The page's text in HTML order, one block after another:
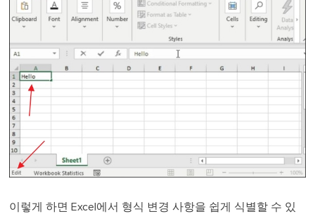
이렇게 하면 Excel에서 형식 변경 사항을 쉽게 식별할 수 있